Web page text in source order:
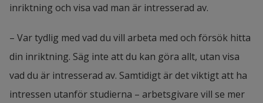
inriktning och visa vad man är intresserad av.
– Var tydlig med vad du vill arbeta med och försök hitta
din inriktning. Säg inte att du kan göra allt, utan visa
vad du är intresserad av. Samtidigt är det viktigt att ha
intressen utanför studierna – arbetsgivare vill se mer